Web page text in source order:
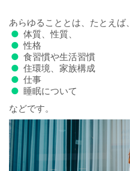
あらゆることとは、たとえば、
● 体質、性質、
● 性格
● 食習慣や生活習慣
● 住環境、家族構成
● 仕事
● 睡眠について
などです。